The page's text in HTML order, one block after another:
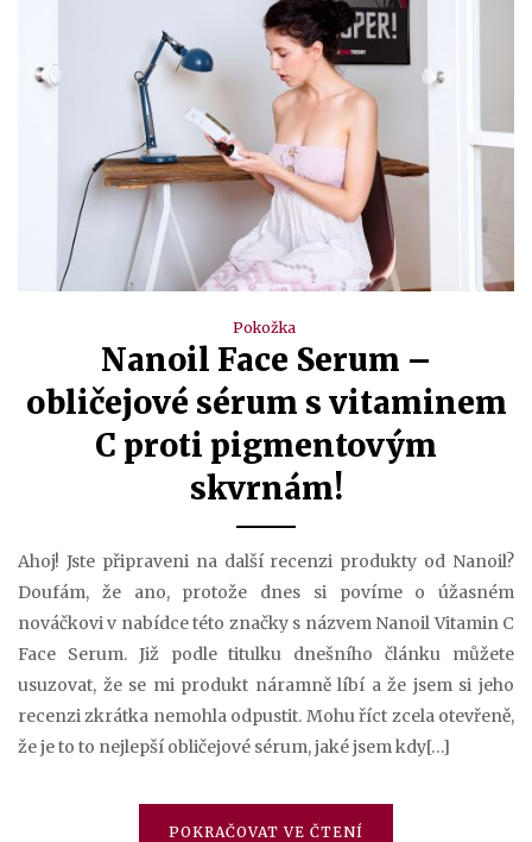
Pokožka
Nanoil Face Serum –
obličejové sérum s vitaminem
C proti pigmentovým
skvrnám!
Ahoj! Jste připraveni na další recenzi produkty od Nanoil?
Doufám, že ano, protože dnes si povíme o úžasném
nováčkovi v nabídce této značky s názvem Nanoil Vitamin C
Face Serum. Již podle titulku dnešního článku můžete
usuzovat, že se mi produkt náramně líbí a že jsem si jeho
recenzi zkrátka nemohla odpustit. Mohu říct zcela otevřeně,
že je to to nejlepší obličejové sérum, jaké jsem kdy[…]
POKRAČOVAT VE ČTENÍ